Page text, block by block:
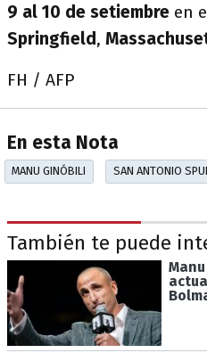
9 al 10 de setiembre en
Springfield ,
FH / AFP
En esta Nota
MANU GINÓBILI SAN ANTONIO
También te puede